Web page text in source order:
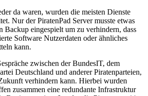
da waren, wurden die meisten Dienste
Nur der PiratenPad Server musste etwas
Backup eingespielt um zu verhindern, dass
Software Nutzerdaten oder ähnliches
kann.
zwischen der BundesIT, dem
Deutschland und anderer Piratenparteien,
verhindern kann. Hierbei wurden
zusammen eine redundante Infrastruktur